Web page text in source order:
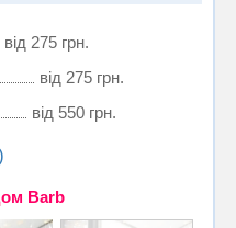
від 275 грн.
від 275 грн.
від 550 грн.
Barb